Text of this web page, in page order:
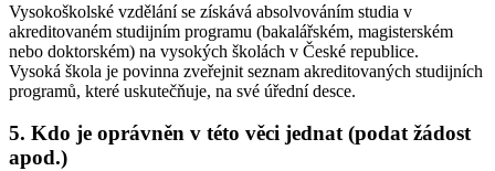
Vysokoškolské vzdělání se získává absolvováním studia v
akreditovaném studijním programu (bakalářském, magisterském
nebo doktorském) na vysokých školách v České republice.
Vysoká škola je povinna zveřejnit seznam akreditovaných studijních
programů, které uskutečňuje, na své úřední desce.
5. Kdo je oprávněn v této věci jednat (podat žádost
apod.)